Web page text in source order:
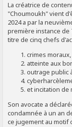
La créatrice de
"Choumoukh" vient
2024 a par la
première instance de
titre de cinq chefs
crimes moraux,
atteinte aux
outrage public
et incitation de
Son avocate a
condamnée à un an
ce jugement au motif